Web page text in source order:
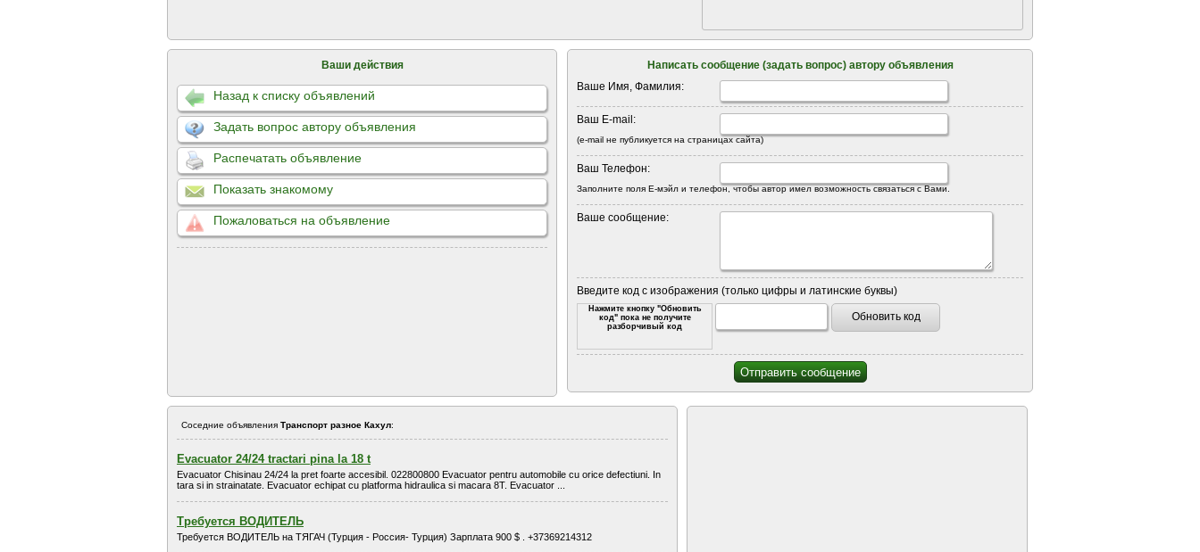
Ваши действия
Назад к списку объявлений
Задать вопрос автору объявления
Распечатать объявление
Показать знакомому
Пожаловаться на объявление
Написать сообщение (задать вопрос) автору объявления
Ваше Имя, Фамилия:
Ваш E-mail:
(e-mail не публикуется на страницах сайта)
Ваш Телефон:
Заполните поля Е-мэйл и телефон, чтобы автор имел возможность связаться с Вами.
Ваше сообщение:
Введите код с изображения (только цифры и латинские буквы)
Нажмите кнопку "Обновить
код" пока не получите
разборчивый код
Обновить код
Соседние объявления Транспорт разное Кахул:
Evacuator 24/24 tractari pina la 18 t
Evacuator Chisinau 24/24 la pret foarte accesibil. 022800800 Evacuator pentru automobile cu orice defectiuni. In
tara si in strainatate. Evacuator echipat cu platforma hidraulica si macara 8T. Evacuator ...
Требуется ВОДИТЕЛЬ
Требуется ВОДИТЕЛЬ на ТЯГАЧ (Турция - Россия- Турция) Зарплата 900 $ . +37369214312